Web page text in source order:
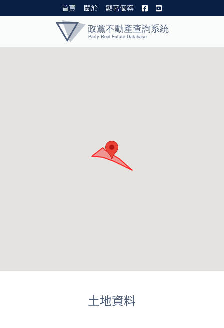
首頁 關於 顯著個案
土地資料